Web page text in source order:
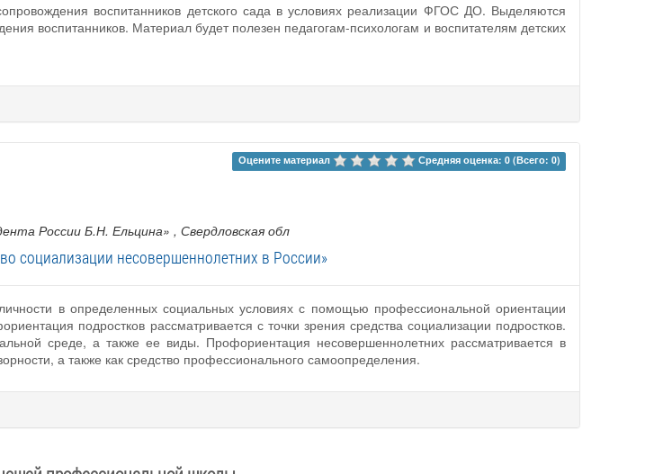
воспитанников детского сада в условиях реализации ФГОС ДО. Выделяются
воспитанников. Материал будет полезен педагогам-психологам и воспитателям детских
Оцените материал Средняя оценка: 0 (Всего: 0)
России Б.Н. Ельцина» , Свердловская обл
социализации несовершеннолетних в России»
в определенных социальных условиях с помощью профессиональной ориентации
подростков рассматривается с точки зрения средства социализации подростков.
среде, а также ее виды. Профориентация несовершеннолетних рассматривается в
а также как средство профессионального самоопределения.